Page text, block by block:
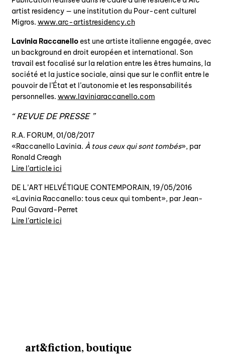
artist residency — une institution du Pour-cent culturel
Migros. www.arc-artistresidency.ch
Lavinia Raccanelloest une artiste italienne engagée, avec
un background en droit européen et international. Son
travail est focalisé sur la relation entre les êtres humains, la
société et la justice sociale, ainsi que sur le conflit entre le
pouvoir de l’État et l’autonomie et les responsabilités
personnelles. www.laviniaraccanello.com
REVUE DE PRESSE
R.A. FORUM, 01/08/2017
«Raccanello Lavinia. À tous ceux qui sont tombés», par
Ronald Creagh
Lire l’article ici
DE L’ART HELVÉTIQUE CONTEMPORAIN, 19/05/2016
«Lavinia Raccanello: tous ceux qui tombent», par Jean-
Paul Gavard-Perret
Lire l’article ici
art&fiction, boutique